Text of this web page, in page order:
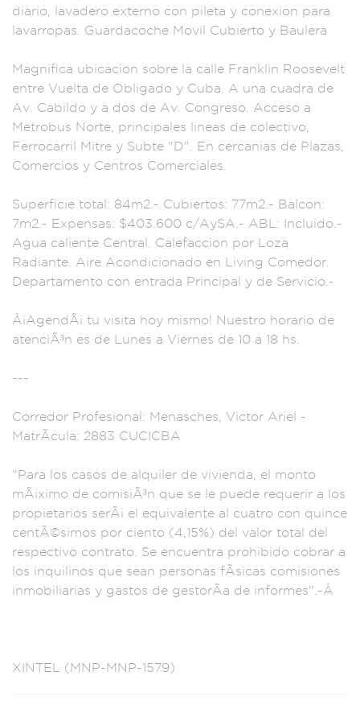
diario, lavadero externo con pileta y conexion para
lavarropas. Guardacoche Movil Cubierto y Baulera
Magnifica ubicacion sobre la calle Franklin Roosevelt
entre Vuelta de Obligado y Cuba. A una cuadra de
Av. Cabildo y a dos de Av. Congreso. Acceso a
Metrobus Norte, principales lineas de co lectivo,
Ferrocarril Mitre y Subte "D". En cercanias de Plazas,
Comercios y Centros Comerciales.
Superficie total: 84m2.- Cubiertos: 77m2.- Balcon:
7m2.- Expensas: $403. 600 c/AySA .- ABL: Inc luido.-
Agua caliente Central. Calefaccion por Loza
Radiante. Aire Acondicionado en Living Comedor.
Departamento con entrada Principal y de Servicio.-
Â¡AgendÃ¡ tu visita hoy mismo! Nuestro horario de
atenciÃ³n es de Lunes a Viernes de 10 a 18 hs.
---
Corredor Profesional: Menasches, Victor Ariel -
MatrÃ­cula: 2883 CUCICBA
"Para los casos de alquiler de vivienda, el monto
mÃ¡ximo de comisiÃ³n que se le puede requerir a los
propietarios serÃ¡ el equivalente al cuatro con quince
centÃ©simos por ciento (4,15%) del valor total del
respectivo contrato. Se encuentra prohibido cobrar a
los inquil inos que sean personas fÃ­sicas comisiones
inmobiliarias y gastos de gestorÃ­a de informes" .-Â
XINTEL (MNP-MNP-1579)